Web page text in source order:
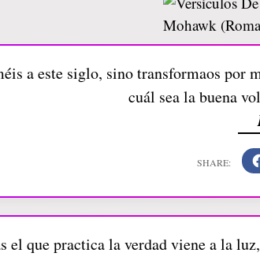
a este siglo, sino transformaos por
cuál sea la buena
el que practica la verdad viene a la